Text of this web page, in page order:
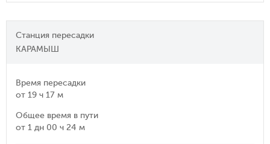
Станция пересадки
КАРАМЫШ
Время пересадки
от 19 ч 17 м
Общее время в пути
от 1 дн 00 ч 24 м